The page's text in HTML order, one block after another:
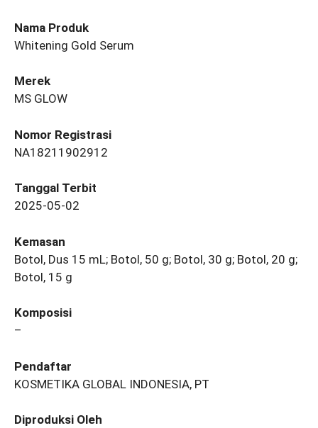
Nama Produk
Whitening Gold Serum
Merek
MS GLOW
Nomor Registrasi
NA18211902912
Tanggal Terbit
2025-05-02
Kemasan
Botol, Dus 15 mL; Botol, 50 g; Botol, 30 g; Botol, 20 g;
Botol, 15 g
Komposisi
–
Pendaftar
KOSMETIKA GLOBAL INDONESIA, PT
Diproduksi Oleh